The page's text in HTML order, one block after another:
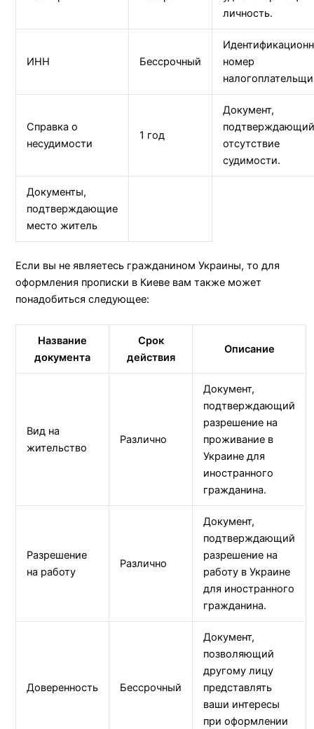
личность.
ИНН Бессрочный
номер
Справка о
несудимости
1 год
Документ,
отсутствие
судимости.
Документы,
подтверждающие
место житель
Если вы не являетесь гражданином Украины, то для
оформления прописки в Киеве вам также может
понадобиться следующее:
Название
документа
Срок
действия
Описание
Вид на
жительство
Различно
Документ,
подтверждающий
разрешение на
проживание в
Украине для
иностранного
гражданина.
Разрешение
на работу
Различно
Документ,
подтверждающий
разрешение на
работу в Украине
для иностранного
гражданина.
Доверенность Бессрочный
Документ,
позволяющий
другому лицу
представлять
ваши интересы
при оформлении